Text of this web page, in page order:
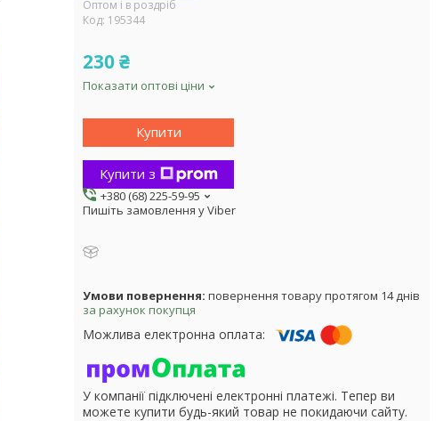
Оптом і в роздріб
Код: 195344
230 ₴
Показати оптові ціни
Купити
Купити з
+380 (68) 225-59-95
Пишіть замовлення у Viber
повернення товару протягом 14 днів
за рахунок покупця
У компанії підключені електронні платежі. Тепер ви
можете купити будь-який товар не покидаючи сайту.